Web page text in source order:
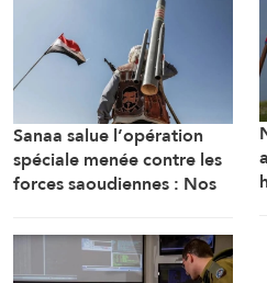
Sanaa salue l’opération
spéciale menée contre les
forces saoudiennes : Nos